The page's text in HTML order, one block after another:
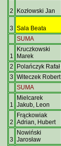
2 Kozłowski Jan
3 Sala Beata
SUMA
1
Kruczkowski
Marek
2
Polańczyk Rafał
3 Witeczek Robert
SUMA
1
Mielcarek
Jakub, Leon
2
Frąckowiak
Adrian, Hubert
3
Nowiński
Jarosław